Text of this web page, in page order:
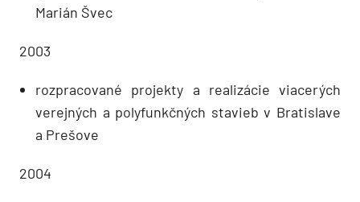
Marián Švec
2003
rozpracované projekty a realizácie viacerých
verejných a polyfunkčných stavieb v Bratislave
a Prešove
2004